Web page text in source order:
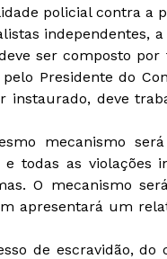
policial contra a
independentes,
ser composto por
Presidente do
instaurado, deve
mecanismo será
todas as violações
O mecanismo
apresentará um
de escravidão, do